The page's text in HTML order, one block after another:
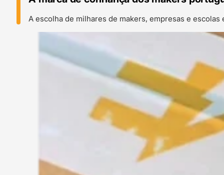
A escolha de milhares de makers, empresas e escolas